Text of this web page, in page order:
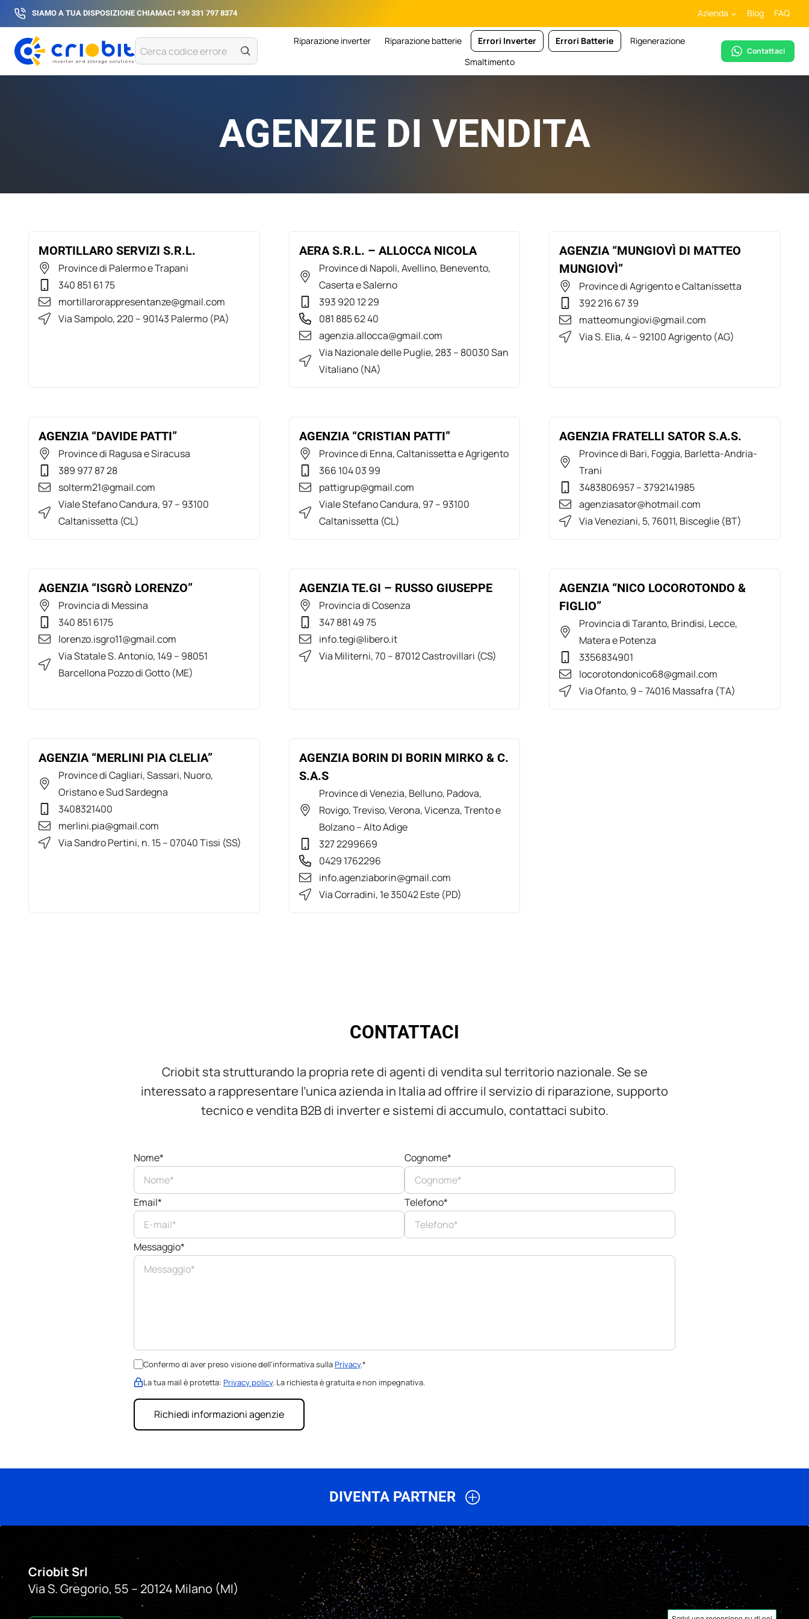
Salta
al
contenuto
SIAMO A TUA DISPOSIZIONE CHIAMACI+39 331 797 8374 Azienda Blog FAQ
Cerca
codice
errore
Riparazione inverter Riparazione batterie Errori Inverter Errori Batterie
Rigenerazione
Smaltimento
Contattaci
AGENZIE DI VENDITA
MORTILLARO SERVIZI S.R.L.
Province di Palermo e Trapani
340 851 61 75
mortillarorappresentanze@gmail.com
Via Sampolo, 220 – 90143 Palermo (PA)
AERA S.R.L. – ALLOCCA NICOLA
Province di Napoli, Avellino, Benevento,
Caserta e Salerno
393 920 12 29
081 885 62 40
agenzia.allocca@gmail.com
Via Nazionale delle Puglie, 283 – 80030 San
Vitaliano (NA)
AGENZIA “MUNGIOVÌ DI MATTEO
MUNGIOVÌ”
Province di Agrigento e Caltanissetta
392 216 67 39
matteomungiovi@gmail.com
Via S. Elia, 4 – 92100 Agrigento (AG)
AGENZIA “DAVIDE PATTI”
Province di Ragusa e Siracusa
389 977 87 28
solterm21@gmail.com
Viale Stefano Candura, 97 – 93100
Caltanissetta (CL)
AGENZIA “CRISTIAN PATTI”
Province di Enna, Caltanissetta e Agrigento
366 104 03 99
pattigrup@gmail.com
Viale Stefano Candura, 97 – 93100
Caltanissetta (CL)
AGENZIA FRATELLI SATOR S.A.S.
Province di Bari, Foggia, Barletta-Andria-
Trani
3483806957 – 3792141985
agenziasator@hotmail.com
Via Veneziani, 5, 76011, Bisceglie (BT)
AGENZIA “ISGRÒ LORENZO”
Provincia di Messina
340 851 6175
lorenzo.isgro11@gmail.com
Via Statale S. Antonio, 149 – 98051
Barcellona Pozzo di Gotto (ME)
AGENZIA TE.GI – RUSSO GIUSEPPE
Provincia di Cosenza
347 881 49 75
info.tegi@libero.it
Via Militerni, 70 – 87012 Castrovillari (CS)
AGENZIA “NICO LOCOROTONDO &
FIGLIO”
Provincia di Taranto, Brindisi, Lecce,
Matera e Potenza
3356834901
locorotondonico68@gmail.com
Via Ofanto, 9 – 74016 Massafra (TA)
AGENZIA “MERLINI PIA CLELIA”
Province di Cagliari, Sassari, Nuoro,
Oristano e Sud Sardegna
3408321400
merlini.pia@gmail.com
Via Sandro Pertini, n. 15 – 07040 Tissi (SS)
AGENZIA BORIN DI BORIN MIRKO & C.
S.A.S
Province di Venezia, Belluno, Padova,
Rovigo, Treviso, Verona, Vicenza, Trento e
Bolzano – Alto Adige
327 2299669
0429 1762296
info.agenziaborin@gmail.com
Via Corradini, 1e 35042 Este (PD)
CONTATTACI
Criobit sta strutturando la propria rete di agenti di vendita sul territorio nazionale. Se se
interessato a rappresentare l’unica azienda in Italia ad offrire il servizio di riparazione, supporto
tecnico e vendita B2B di inverter e sistemi di accumulo, contattaci subito.
Nome* Cognome*
Email* Telefono*
Messaggio*
Confermo di aver preso visione dell'informativa sullaPrivacy.*
La tua mail è protetta: Privacy policy. La richiesta è gratuita e non impegnativa.
DIVENTA PARTNER
Sempre più installatori, agenti e professionisti del settore delle energie rinnovabili scelgono di diventare
partner Criobit
, offrendo un servizio di riparazione di inverter fotovoltaici e batterie di alta qualità.
I partner ottengono vantaggi esclusivi nella loro zona, come l’acquisizione di nuovi clienti e la gestione
Criobit Srl
Via S. Gregorio, 55 – 20124 Milano (MI)